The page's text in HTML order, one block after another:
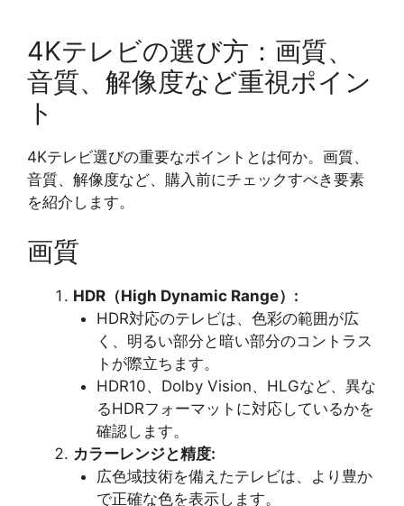
4Kテレビの選び方：画質、
音質、解像度など重視ポイン
ト
4Kテレビ選びの重要なポイントとは何か。画質、
音質、解像度など、購入前にチェックすべき要素
を紹介します。
画質
HDR（High Dynamic Range）:
HDR対応のテレビは、色彩の範囲が広
く、明るい部分と暗い部分のコントラス
トが際立ちます。
HDR10、Dolby Vision、HLGなど、異な
るHDRフォーマットに対応しているかを
確認します。
カラーレンジと精度:
広色域技術を備えたテレビは、より豊か
で正確な色を表示します。